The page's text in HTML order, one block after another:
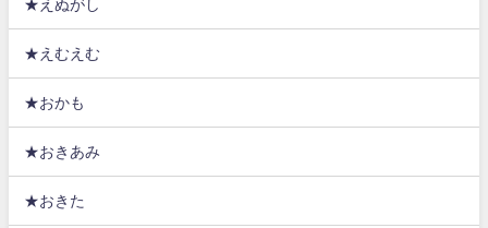
★えぬがし
★えむえむ
★おかも
★おきあみ
★おきた